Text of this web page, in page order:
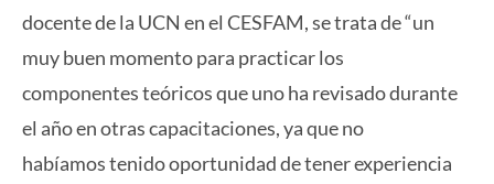
docente de la UCN en el CESFAM, se trata de “un
muy buen momento para practicar los
componentes teóricos que uno ha revisado durante
el año en otras capacitaciones, ya que no
habíamos tenido oportunidad de tener experiencia